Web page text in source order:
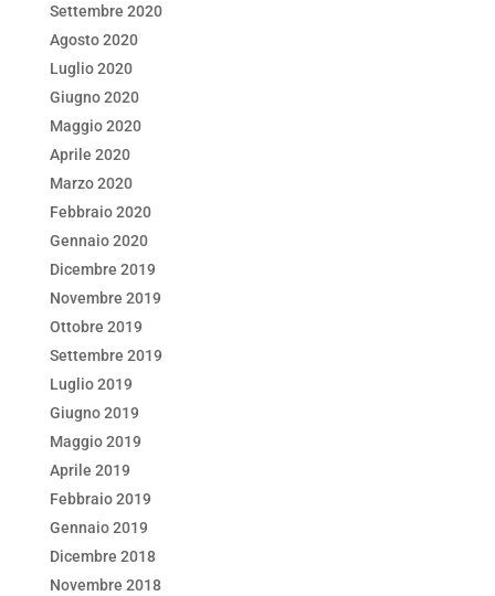
Settembre 2020
Agosto 2020
Luglio 2020
Giugno 2020
Maggio 2020
Aprile 2020
Marzo 2020
Febbraio 2020
Gennaio 2020
Dicembre 2019
Novembre 2019
Ottobre 2019
Settembre 2019
Luglio 2019
Giugno 2019
Maggio 2019
Aprile 2019
Febbraio 2019
Gennaio 2019
Dicembre 2018
Novembre 2018